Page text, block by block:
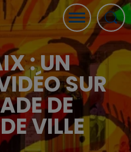
: UN
SUR
DE
VILLE